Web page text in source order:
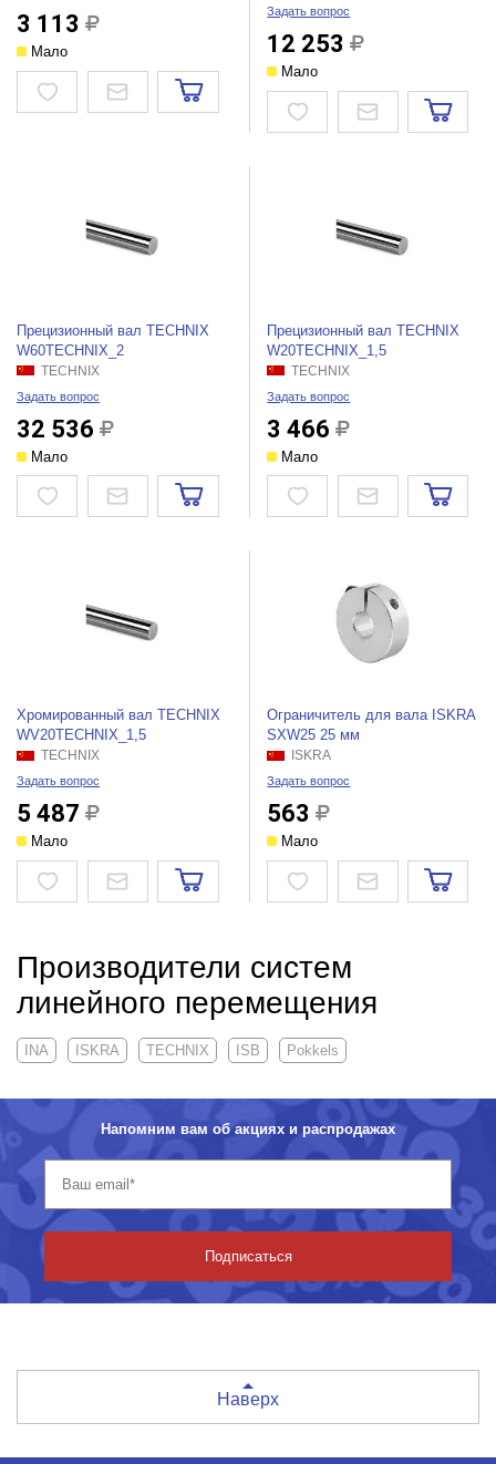
3 113
Мало
Задать вопрос
12 253
Мало
Прецизионный вал TECHNIX
W60TEСHNIX_2
TECHNIX
Задать вопрос
32 536
Мало
Прецизионный вал TECHNIX
W20TEСHNIX_1,5
TECHNIX
Задать вопрос
3 466
Мало
Хромированный вал TECHNIX
WV20TEСHNIX_1,5
TECHNIX
Задать вопрос
5 487
Мало
Ограничитель для вала ISKRA
SXW25 25 мм
ISKRA
Задать вопрос
563
Мало
Производители систем
линейного перемещения
INA ISKRA TECHNIX ISB Pokkels
Напомним вам об акциях и распродажах
Подписаться
Наверх